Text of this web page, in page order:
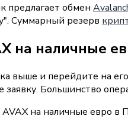
предлагает обмен
Суммарный резерв
на наличные
выше и перейдите на
заявку. Большинство
на наличные евро